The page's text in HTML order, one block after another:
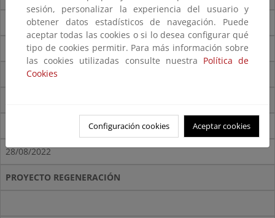
Dirección de obra
INGIOPSA INGENIERIA, S.L
Presupuesto adjudicacion (IVA incluido)
Fecha firma contrato
28/08/2022
PROYECTO REGENERACIÓN
sesión, personalizar la experiencia del usuario y
obtener datos estadísticos de navegación. Puede
aceptar todas las cookies o si lo desea configurar qué
tipo de cookies permitir. Para más información sobre
las cookies utilizadas consulte nuestra Política de
Cookies
Configuración cookies Aceptar cookies